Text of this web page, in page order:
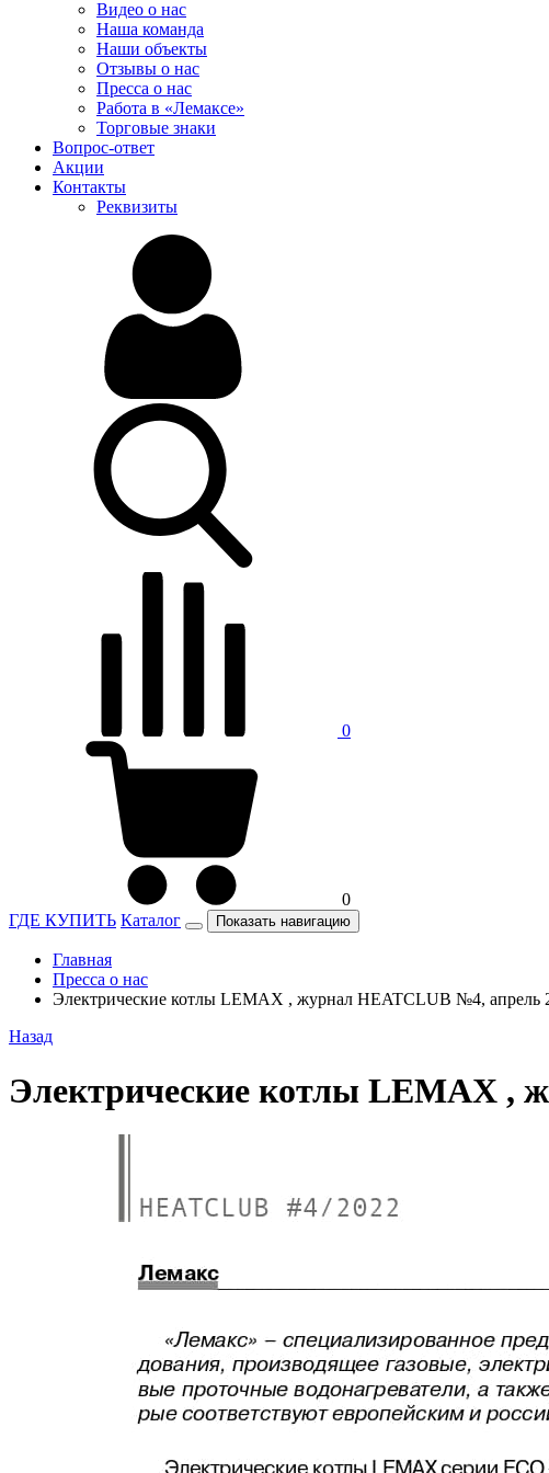
Видео о нас
Наша команда
Наши объекты
Отзывы о нас
Пресса о нас
Работа в «Лемаксе»
Торговые знаки
Вопрос-ответ
Акции
Контакты
Реквизиты
0
0
ГДЕ КУПИТЬ Каталог Показать навигацию
Главная
Пресса о нас
Электрические котлы LEMAX , журнал HEATCLUB №4, апрель
Назад
Электрические котлы LEMAX ,